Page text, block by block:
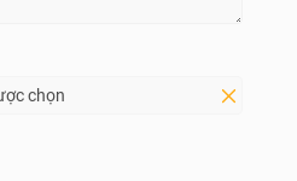
chọn